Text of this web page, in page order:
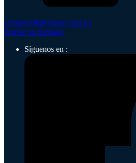
ventas@digitalspace.net.co
Enviar un mensaje
Síguenos en :